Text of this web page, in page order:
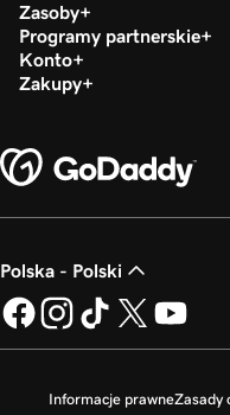
Zasoby
Programy partnerskie
Konto
Zakupy
Polska - Polski
Informacje prawneZasady